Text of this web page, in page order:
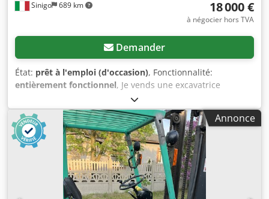
Sinigo 689 km 18 000 €
à négocier hors TVA
Demander
État: prêt à l'emploi (d'occasion), Fonctionnalité:
entièrement fonctionnel, Je vends une excavatrice
Komatsu d'occasion, mais en bon état. Elle est très
maniable et en parfait état de fonctionnement.
Chsdpfxezlhdfs Airea
Annonce